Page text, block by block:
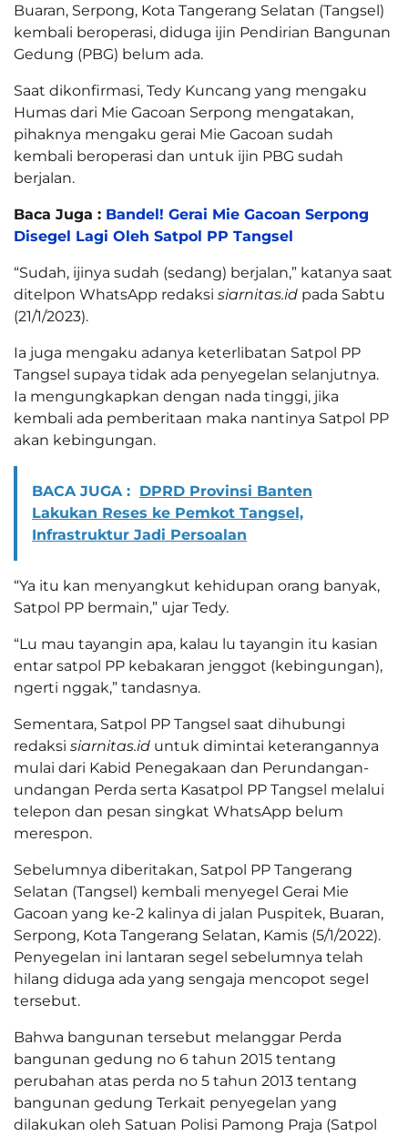
Buaran, Serpong, Kota Tangerang Selatan (Tangsel)
kembali beroperasi, diduga ijin Pendirian Bangunan
Gedung (PBG) belum ada.
Saat dikonfirmasi, Tedy Kuncang yang mengaku
Humas dari Mie Gacoan Serpong mengatakan,
pihaknya mengaku gerai Mie Gacoan sudah
kembali beroperasi dan untuk ijin PBG sudah
berjalan.
Baca Juga : Bandel! Gerai Mie Gacoan Serpong
Disegel Lagi Oleh Satpol PP Tangsel
“Sudah, ijinya sudah (sedang) berjalan,” katanya saat
ditelpon WhatsApp redaksi siarnitas.id pada Sabtu
(21/1/2023).
Ia juga mengaku adanya keterlibatan Satpol PP
Tangsel supaya tidak ada penyegelan selanjutnya.
Ia mengungkapkan dengan nada tinggi, jika
kembali ada pemberitaan maka nantinya Satpol PP
akan kebingungan.
BACA JUGA : DPRD Provinsi Banten
Lakukan Reses ke Pemkot Tangsel,
Infrastruktur Jadi Persoalan
“Ya itu kan menyangkut kehidupan orang banyak,
Satpol PP bermain,” ujar Tedy.
“Lu mau tayangin apa, kalau lu tayangin itu kasian
entar satpol PP kebakaran jenggot (kebingungan),
ngerti nggak,” tandasnya.
Sementara, Satpol PP Tangsel saat dihubungi
redaksi siarnitas.id untuk dimintai keterangannya
mulai dari Kabid Penegakaan dan Perundangan-
undangan Perda serta Kasatpol PP Tangsel melalui
telepon dan pesan singkat WhatsApp belum
merespon.
Sebelumnya diberitakan, Satpol PP Tangerang
Selatan (Tangsel) kembali menyegel Gerai Mie
Gacoan yang ke-2 kalinya di jalan Puspitek, Buaran,
Serpong, Kota Tangerang Selatan, Kamis (5/1/2022).
Penyegelan ini lantaran segel sebelumnya telah
hilang diduga ada yang sengaja mencopot segel
tersebut.
Bahwa bangunan tersebut melanggar Perda
bangunan gedung no 6 tahun 2015 tentang
perubahan atas perda no 5 tahun 2013 tentang
bangunan gedung Terkait penyegelan yang
dilakukan oleh Satuan Polisi Pamong Praja (Satpol